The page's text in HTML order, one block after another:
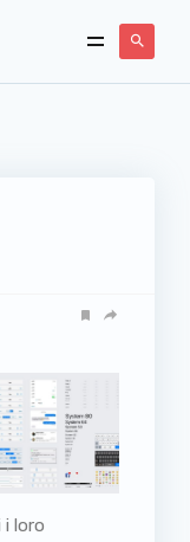
loro